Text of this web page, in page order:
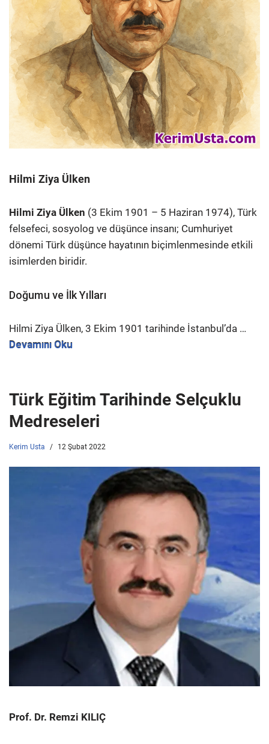
Hilmi Ziya Ülken
Hilmi Ziya Ülken (3 Ekim 1901 – 5 Haziran 1974), Türk
felsefeci, sosyolog ve düşünce insanı; Cumhuriyet
dönemi Türk düşünce hayatının biçimlenmesinde etkili
isimlerden biridir.
Doğumu ve İlk Yılları
Hilmi Ziya Ülken, 3 Ekim 1901 tarihinde İstanbul’da …
Devamını Oku
Türk Eğitim Tarihinde Selçuklu
Medreseleri
Kerim Usta 12 Şubat 2022
Prof. Dr. Remzi KILIÇ